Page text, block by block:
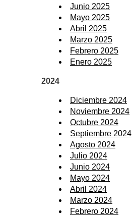
Junio 2025
Mayo 2025
Abril 2025
Marzo 2025
Febrero 2025
Enero 2025
2024
Diciembre 2024
Noviembre 2024
Octubre 2024
Septiembre 2024
Agosto 2024
Julio 2024
Junio 2024
Mayo 2024
Abril 2024
Marzo 2024
Febrero 2024